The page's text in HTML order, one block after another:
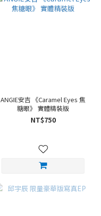
ANGIE安吉 《Caramel Eyes 焦
糖眼》 實體精裝版
NT$750